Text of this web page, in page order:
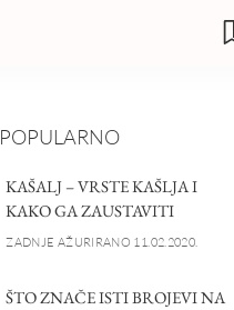
POPULARNO
KAŠALJ – VRSTE KAŠLJA I
KAKO GA ZAUSTAVITI
ZADNJE AŽURIRANO 11.02.2020.
ŠTO ZNAČE ISTI BROJEVI NA